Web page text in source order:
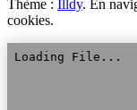
Thème : Illdy. En
cookies.